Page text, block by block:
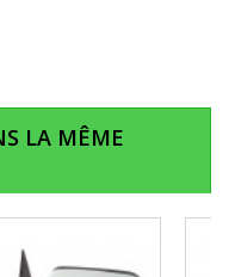
LA MÊME